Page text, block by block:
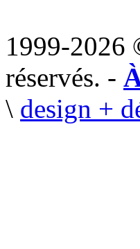
1999-
réservés. -
\ design +